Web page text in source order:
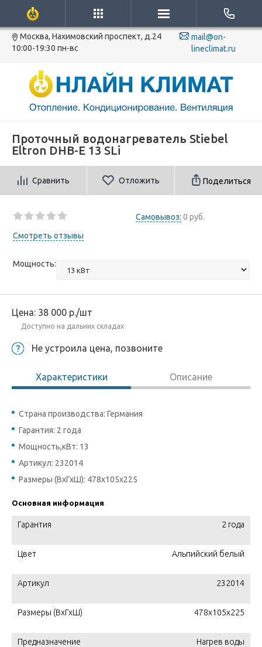
Москва, Нахимовский проспект, д.24
10:00-19:30 пн-вс
mail@on-
lineclimat.ru
Проточный водонагреватель Stiebel
Eltron DHB-E 13 SLi
Сравнить Отложить Поделиться
Самовывоз: 0 руб.
Смотреть отзывы
Мощность:
Цена: 38 000 р./шт
Доступно на дальних складах
Не устроила цена, позвоните
Характеристики Описание
Страна производства: Германия
Гарантия: 2 года
Мощность,кВт: 13
Артикул: 232014
Размеры (ВхГхШ): 478х105х225
Основная информация
Гарантия 2 года
Цвет Альпийский белый
Артикул 232014
Размеры (ВхГхШ) 478х105х225
Предназначение Нагрев воды